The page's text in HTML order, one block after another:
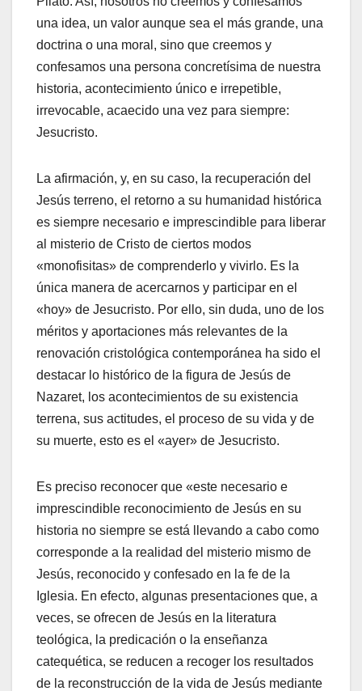
una idea, un valor aunque sea el más grande, una
doctrina o una moral, sino que creemos y
confesamos una persona concretísima de nuestra
historia, acontecimiento único e irrepetible,
irrevocable, acaecido una vez para siempre:
Jesucristo.
La afirmación, y, en su caso, la recuperación del
Jesús terreno, el retorno a su humanidad histórica
es siempre necesario e imprescindible para liberar
al misterio de Cristo de ciertos modos
«monofisitas» de comprenderlo y vivirlo. Es la
única manera de acercarnos y participar en el
«hoy» de Jesucristo. Por ello, sin duda, uno de los
méritos y aportaciones más relevantes de la
renovación cristológica contemporánea ha sido el
destacar lo histórico de la figura de Jesús de
Nazaret, los acontecimientos de su existencia
terrena, sus actitudes, el proceso de su vida y de
su muerte, esto es el «ayer» de Jesucristo.
Es preciso reconocer que «este necesario e
imprescindible reconocimiento de Jesús en su
historia no siempre se está llevando a cabo como
corresponde a la realidad del misterio mismo de
Jesús, reconocido y confesado en la fe de la
Iglesia. En efecto, algunas presentaciones que, a
veces, se ofrecen de Jesús en la literatura
teológica, la predicación o la enseñanza
catequética, se reducen a recoger los resultados
de la reconstrucción de la vida de Jesús mediante